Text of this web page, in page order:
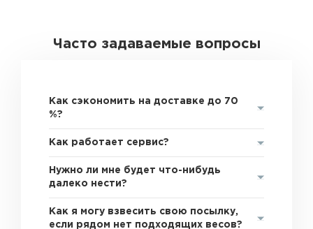
Часто задаваемые вопросы
Как сэкономить на доставке до 70
%?
Как работает сервис?
Нужно ли мне будет что-нибудь
далеко нести?
Как я могу взвесить свою посылку,
если рядом нет подходящих весов?